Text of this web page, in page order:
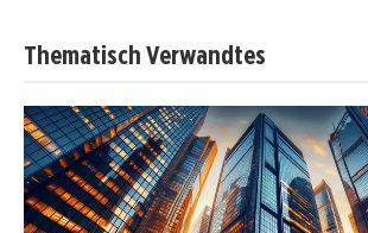
Thematisch Verwandtes